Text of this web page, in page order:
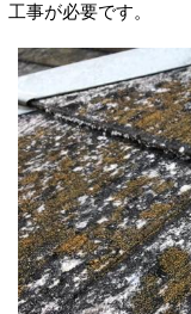
工事が必要です。